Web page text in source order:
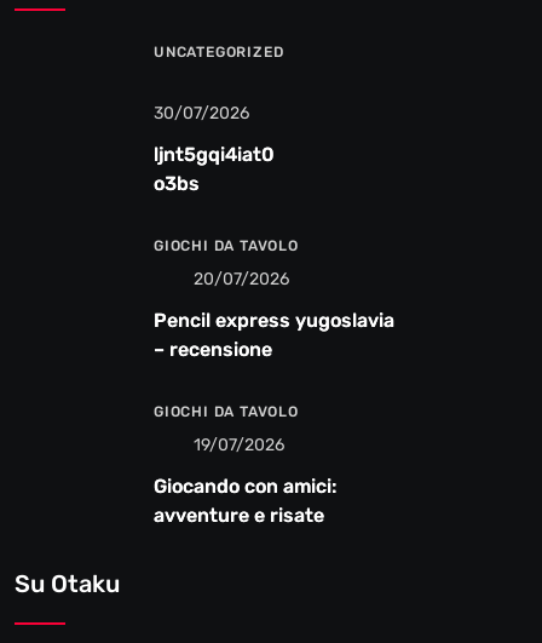
UNCATEGORIZED
30/07/2026
ljnt5gqi4iat0
o3bs
GIOCHI DA TAVOLO
20/07/2026
Pencil express yugoslavia
– recensione
GIOCHI DA TAVOLO
19/07/2026
Giocando con amici:
avventure e risate
Su Otaku